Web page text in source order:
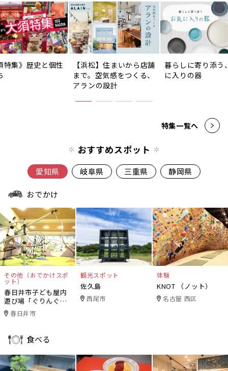
特集》歴史と個性
【浜松】住まいから店舗
まで。空気感をつくる、
アランの設計
暮らしに寄り添う
に入りの器
特集一覧へ
おすすめスポット
愛知県 岐阜県 三重県 静岡県
おでかけ
その他（おでかけスポ
ット）
春日井市子ども屋内
遊び場「ぐりんぐり
ん」春日井市
観光スポット
佐久島
西尾市
体験
KNOT （ノット）
名古屋 西区
食べる